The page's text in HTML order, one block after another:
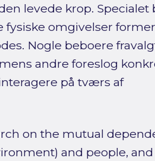
levede krop. Specialet
omgivelser
Nogle beboere
andre foreslog
på tværs af
on the mutual
and people,